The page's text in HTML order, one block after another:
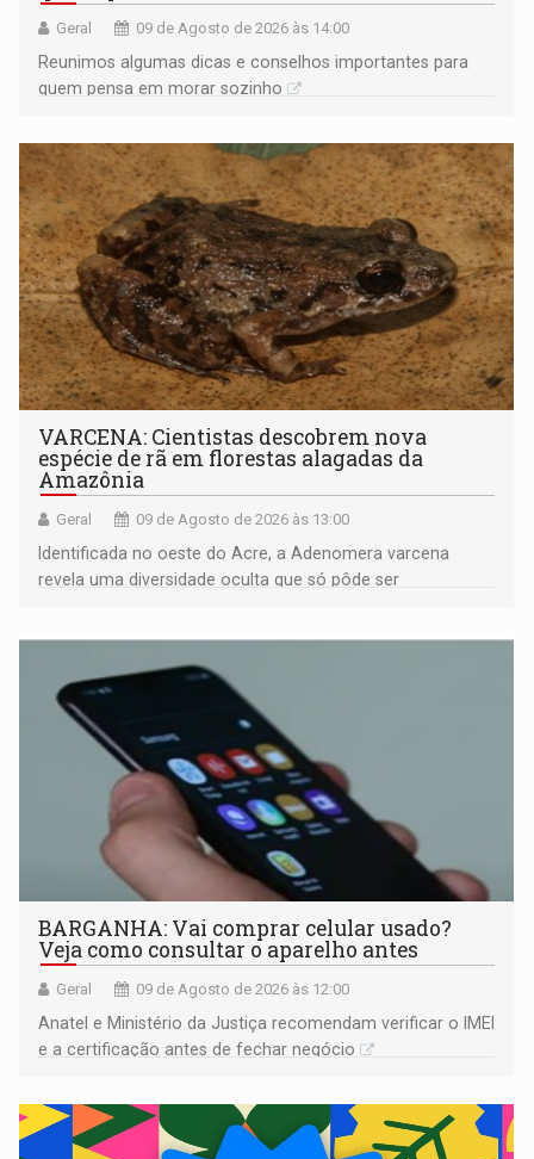
Geral 09 de Agosto de 2026 às 14:00
Reunimos algumas dicas e conselhos importantes para
quem pensa em morar sozinho
VARCENA: Cientistas descobrem nova
espécie de rã em florestas alagadas da
Amazônia
Geral 09 de Agosto de 2026 às 13:00
Identificada no oeste do Acre, a Adenomera varcena
revela uma diversidade oculta que só pôde ser
BARGANHA: Vai comprar celular usado?
Veja como consultar o aparelho antes
Geral 09 de Agosto de 2026 às 12:00
Anatel e Ministério da Justiça recomendam verificar o IMEI
e a certificação antes de fechar negócio